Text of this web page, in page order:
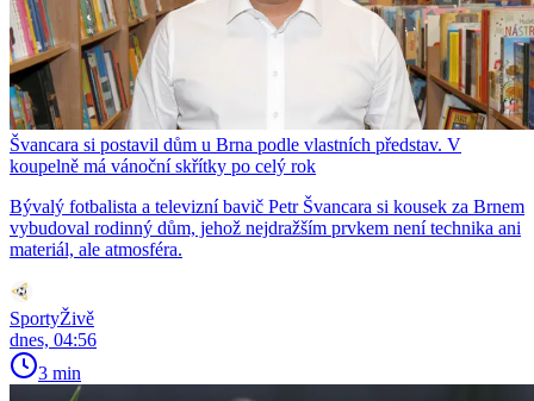
Švancara si postavil dům u Brna podle vlastních představ. V
koupelně má vánoční skřítky po celý rok
Bývalý fotbalista a televizní bavič Petr Švancara si kousek za Brnem
vybudoval rodinný dům, jehož nejdražším prvkem není technika ani
materiál, ale atmosféra.
SportyŽivě
dnes, 04:56
3 min